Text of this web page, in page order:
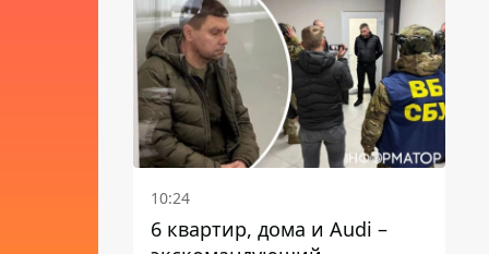
10:24
6 квартир, дома и Audi –